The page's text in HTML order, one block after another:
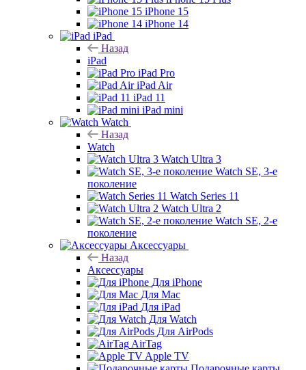
iPhone 15
iPhone 14
iPad
Назад
iPad
iPad Pro
iPad Air
iPad 11
iPad mini
Watch
Назад
Watch
Watch Ultra 3
Watch SE, 3-е
поколение
Watch Series 11
Watch Ultra 2
Watch SE, 2-е
поколение
Аксессуары
Назад
Аксессуары
Для iPhone
Для Mac
Для iPad
Для Watch
Для AirPods
AirTag
Apple TV